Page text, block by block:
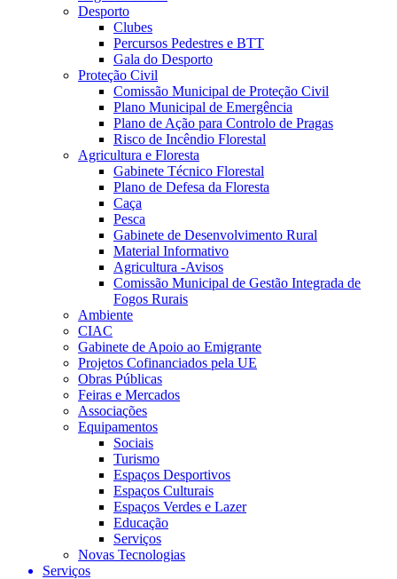
Desporto
Clubes
Percursos Pedestres e BTT
Gala do Desporto
Proteção Civil
Comissão Municipal de Proteção Civil
Plano Municipal de Emergência
Plano de Ação para Controlo de Pragas
Risco de Incêndio Florestal
Agricultura e Floresta
Gabinete Técnico Florestal
Plano de Defesa da Floresta
Caça
Pesca
Gabinete de Desenvolvimento Rural
Material Informativo
Agricultura -Avisos
Comissão Municipal de Gestão Integrada de
Fogos Rurais
Ambiente
CIAC
Gabinete de Apoio ao Emigrante
Projetos Cofinanciados pela UE
Obras Públicas
Feiras e Mercados
Associações
Equipamentos
Sociais
Turismo
Espaços Desportivos
Espaços Culturais
Espaços Verdes e Lazer
Educação
Serviços
Novas Tecnologias
Serviços